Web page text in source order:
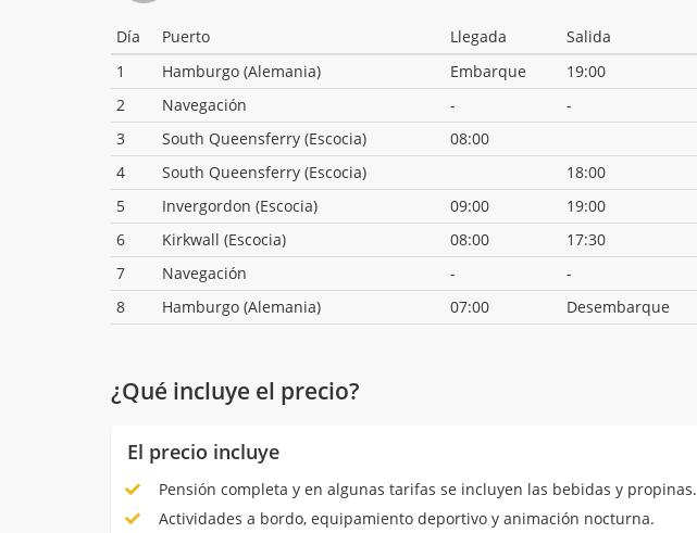
Día Puerto Llegada
Salida
1
Hamburgo (Alemania) Embarque
19:00
2
Navegación -
-
3
South Queensferry (Escocia)
08:00
4
South Queensferry (Escocia)
18:00
5
Invergordon (Escocia) 09:00
19:00
6
Kirkwall (Escocia) 08:00
17:30
7
Navegación -
-
8
Hamburgo (Alemania) 07:00 Desembarque
¿Qué incluye el precio?
El precio incluye
Pensión completa y en algunas tarifas se incluyen las bebidas y propinas.
Actividades a bordo, equipamiento deportivo y animación nocturna.